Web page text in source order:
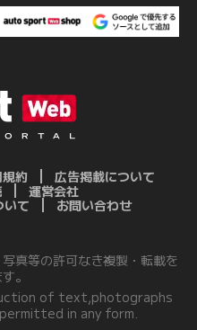
約
広告掲載について
運営会社
て
お問い合わせ
真等の許可なき複製・転載を
。
of text,photographs
in any form.